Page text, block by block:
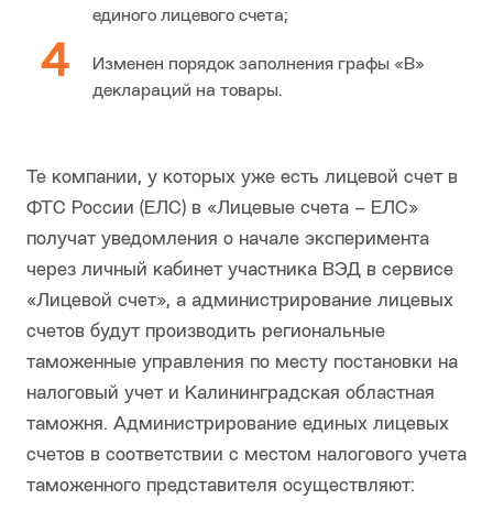
единого лицевого счета;
Изменен порядок заполнения графы «В»
деклараций на товары.
Те компании, у которых уже есть лицевой счет в
ФТС России (ЕЛС) в «Лицевые счета – ЕЛС»
получат уведомления о начале эксперимента
через личный кабинет участника ВЭД в сервисе
«Лицевой счет», а администрирование лицевых
счетов будут производить региональные
таможенные управления по месту постановки на
налоговый учет и Калининградская областная
таможня. Администрирование единых лицевых
счетов в соответствии с местом налогового учета
таможенного представителя осуществляют: